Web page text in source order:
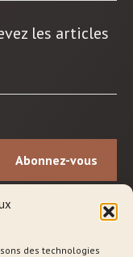
des technologies
les articles
Abonnez-vous